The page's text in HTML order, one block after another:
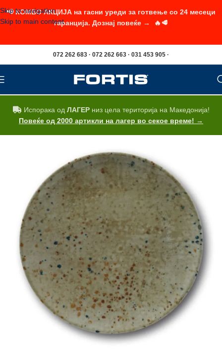
Skip to navigation
Skip to main content
072 262 683 · 072 262 663 · 031 453 905 ·
Испорака од ЛАГЕРниз цела територија на Македонија!
Повеќе од 2000 артикли на лагер во секое време! →
📢 КОМБО АКЦИЈА на гасни уреди за готвење со 24 месеци
гаранција. Дознај повеќе → 🔥🥩